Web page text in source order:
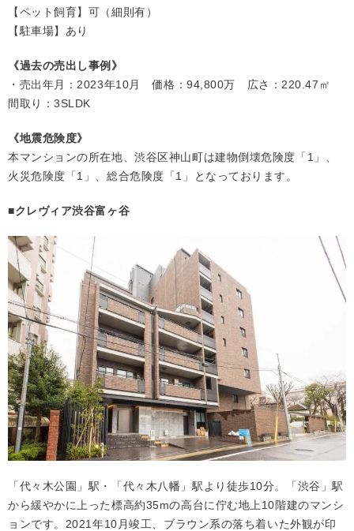
【ペット飼育】可（細則有）
【駐車場】あり
《過去の売出し事例》
・売出年月：2023年10月 価格：94,800万 広さ：220.47㎡
間取り：3SLDK
《地震危険度》
本マンションの所在地、渋谷区神山町は建物倒壊危険度「1」、
火災危険度「1」、総合危険度「1」となっております。
■クレヴィア渋谷富ヶ谷
「代々木公園」駅・「代々木八幡」駅より徒歩10分。「渋谷」駅
から緩やかに上った標高約35mの高台に佇む地上10階建のマンシ
ョンです。2021年10月竣工、ブラウン系の落ち着いた外観が印